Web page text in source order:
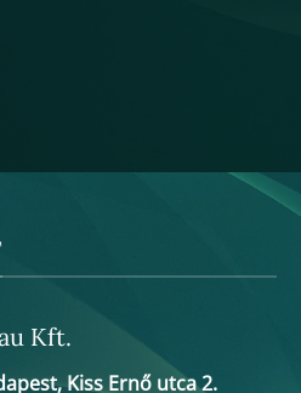
Kft.
Kiss Ernő utca 2.